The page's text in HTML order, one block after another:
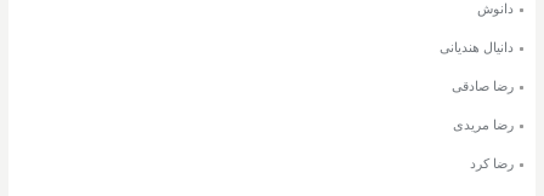
دانوش
دانیال هندیانی
رضا صادقی
رضا مریدی
رضا کرد